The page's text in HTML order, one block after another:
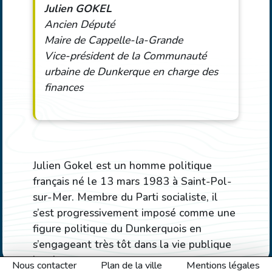
Julien GOKEL
Ancien Député
Maire de Cappelle-la-Grande
Vice-président de la Communauté
urbaine de Dunkerque en charge des
finances
Julien Gokel est un homme politique
français né le 13 mars 1983 à Saint-Pol-
sur-Mer. Membre du Parti socialiste, il
s’est progressivement imposé comme une
figure politique du Dunkerquois en
s’engageant très tôt dans la vie publique
locale.
Nous contacter Plan de la ville Mentions légales